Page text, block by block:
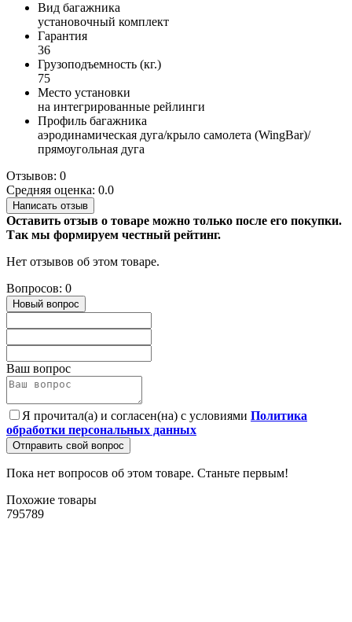
Вид багажника
установочный комплект
Гарантия
36
Грузоподъемность (кг.)
75
Место установки
на интегрированные рейлинги
Профиль багажника
аэродинамическая дуга/крыло самолета (WingBar)/
прямоугольная дуга
Отзывов: 0
Средняя оценка: 0.0
Написать отзыв
Оставить отзыв о товаре можно только после его покупки.
Так мы формируем честный рейтинг.
Нет отзывов об этом товаре.
Вопросов: 0
Новый вопрос
Ваш вопрос
Я прочитал(а) и согласен(на) с условиями Политика
обработки персональных данных
Отправить свой вопрос
Пока нет вопросов об этом товаре. Станьте первым!
Похожие товары
795789